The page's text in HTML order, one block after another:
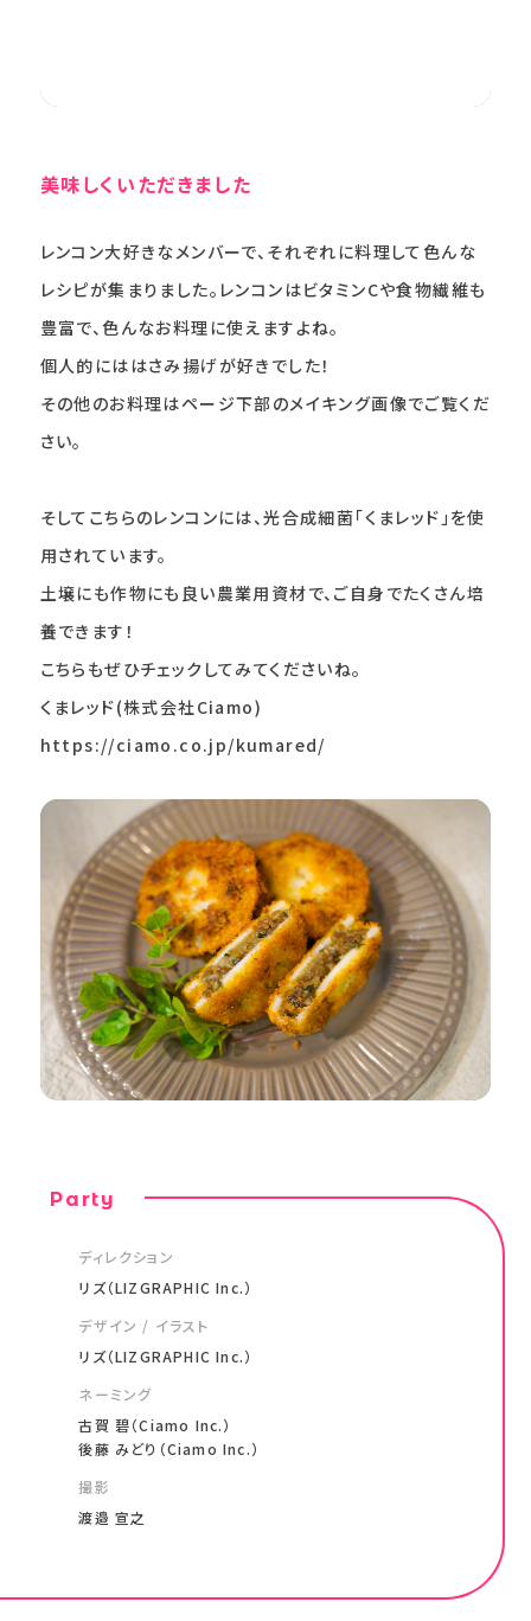
美味しくいただきました
レンコン大好きなメンバーで、それぞれに料理して色んな
レシピが集まりました。レンコンはビタミンCや食物繊維も
豊富で、色んなお料理に使えますよね。
個人的にははさみ揚げが好きでした！
その他のお料理はページ下部のメイキング画像でご覧くだ
さい。
そしてこちらのレンコンには、光合成細菌「くまレッド」を使
用されています。
土壌にも作物にも良い農業用資材で、ご自身でたくさん培
養できます！
こちらもぜひチェックしてみてくださいね。
くまレッド(株式会社Ciamo)
https://ciamo.co.jp/kumared/
Party
ディレクション
リズ（LIZGRAPHIC Inc.）
デザイン / イラスト
リズ（LIZGRAPHIC Inc.）
ネーミング
古賀 碧（Ciamo Inc.）
後藤 みどり（Ciamo Inc.）
撮影
渡邉 宣之